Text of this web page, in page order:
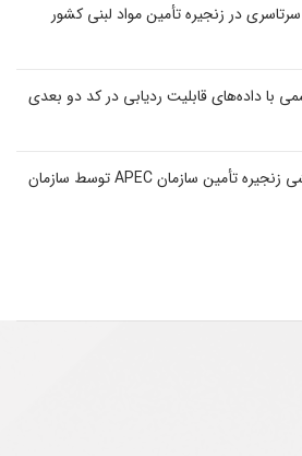
در زنجیره تأمین مواد لبنی کشور
با داده‌های قابلیت ردیابی در کد دو بعدی
تسهیل اجرای طرح آزمایشی زنجیره تأمین سازمان APEC توسط سازمان